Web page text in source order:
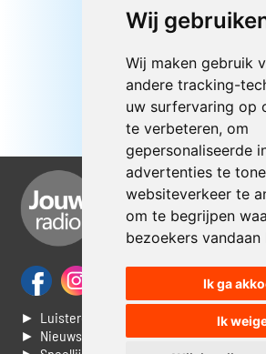
Wij
Wij maken gebruik
andere tracking-
uw surfervaring op
te verbeteren, om
gepersonaliseerde
advertenties te
websiteverkeer te
om te begrijpen
bezoekers vandaan
Ik ga
Ik
► Luisteren naar Jouwradio
► Nieuws